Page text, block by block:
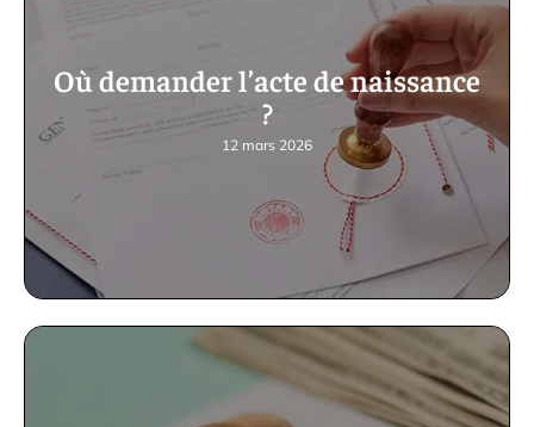
Où demander l’acte de naissance
?
12 mars 2026